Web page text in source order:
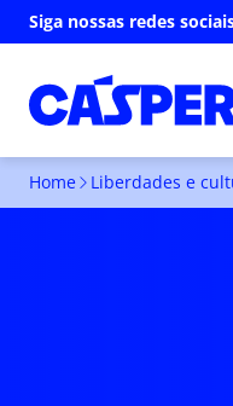
Siga nossas redes
Home Liberdades e